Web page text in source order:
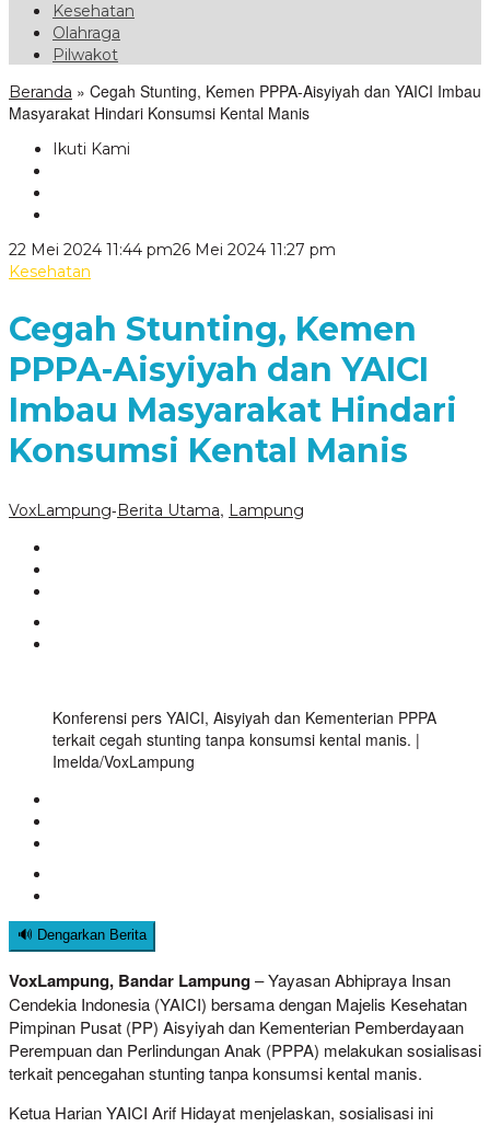
Kesehatan
Olahraga
Pilwakot
Beranda » Cegah Stunting, Kemen PPPA-Aisyiyah dan YAICI Imbau
Masyarakat Hindari Konsumsi Kental Manis
Ikuti Kami
22 Mei 2024 11:44 pm26 Mei 2024 11:27 pm
Kesehatan
Cegah Stunting, Kemen
PPPA-Aisyiyah dan YAICI
Imbau Masyarakat Hindari
Konsumsi Kental Manis
VoxLampung-Berita Utama, Lampung
Konferensi pers YAICI, Aisyiyah dan Kementerian PPPA
terkait cegah stunting tanpa konsumsi kental manis. |
Imelda/VoxLampung
🔊 Dengarkan Berita
VoxLampung, Bandar Lampung– Yayasan Abhipraya Insan
Cendekia Indonesia (YAICI) bersama dengan Majelis Kesehatan
Pimpinan Pusat (PP) Aisyiyah dan Kementerian Pemberdayaan
Perempuan dan Perlindungan Anak (PPPA) melakukan sosialisasi
terkait pencegahan stunting tanpa konsumsi kental manis.
Ketua Harian YAICI Arif Hidayat menjelaskan, sosialisasi ini